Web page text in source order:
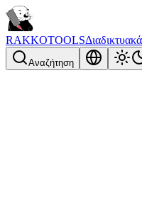
RAKKOTOOLS
Αναζήτηση